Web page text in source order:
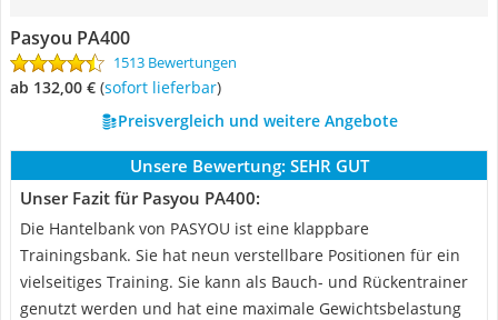
Pasyou PA400
1513 Bewertungen
ab 132,00 € ( Sofort lieferbar)
Preisvergleich und weitere Angebote
Unsere Bewertung: SEHR GUT
Unser Fazit für Pasyou PA400:
Die Hantelbank von PASYOU ist eine klappbare
Trainingsbank. Sie hat neun verstellbare Positionen für ein
vielseitiges Training. Sie kann als Bauch- und Rückentrainer
genutzt werden und hat eine maximale Gewichtsbelastung